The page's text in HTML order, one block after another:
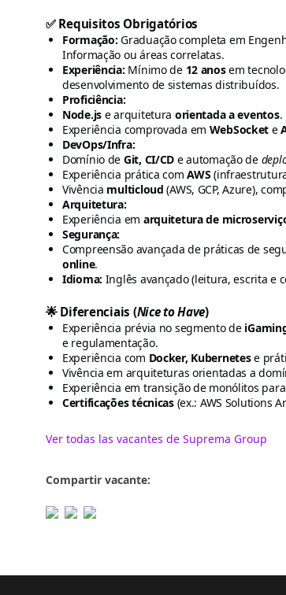
✅ Requisitos Obrigatórios
Formação: Graduação completa em
Informação ou áreas correlatas.
Experiência: Mínimo de 12 anosem
desenvolvimento de sistemas distribuídos.
Proficiência:
Node.js e arquitetura orientada a eventos.
Experiência comprovada em WebSocket e
DevOps/Infra:
Domínio de Git, CI/CD e automação de
Experiência prática comAWS
Vivência multicloud (AWS, GCP, Azure),
Arquitetura:
Experiência em arquitetura de
Segurança:
Compreensão avançada de práticas de
online.
Idioma: Inglês avançado (leitura, escrita e
🌟 Diferenciais (Nice to Have)
Experiência prévia no segmento de
e regulamentação.
Experiência com Docker, Kubernetese
Vivência em arquiteturas orientadas a
Experiência em transição de monólitos
Certificações técnicas(ex.: AWS Solutions
Ver todas las vacantes de Suprema Group
Compartir vacante: